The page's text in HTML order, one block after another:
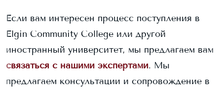
Если вам интересен процесс поступления в
Elgin Community College или другой
иностранный университет, мы предлагаем вам
связаться с нашими экспертами. Мы
предлагаем консультации и сопровождение в